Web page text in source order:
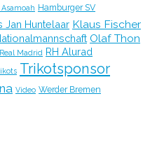
Hamburger SV
Jan Huntelaar Klaus Fischer
Olaf Thon
Real Madrid RH Alurad
Trikotsponsor
Video Werder Bremen